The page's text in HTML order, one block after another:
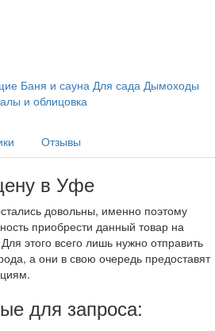
Баня и сауна Для сада Дымоходы
и облицовка
Отзывы
в Уфе
довольны, именно поэтому
приобрести данный товар на
этого всего лишь нужно отправить
а они в свою очередь предоставят
для запроса: